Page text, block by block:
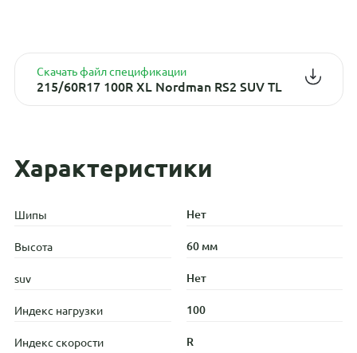
Скачать файл спецификации
215/60R17 100R XL Nordman RS2 SUV TL
Характеристики
Шипы Нет
Высота 60 мм
suv Нет
Индекс нагрузки 100
Индекс скорости R